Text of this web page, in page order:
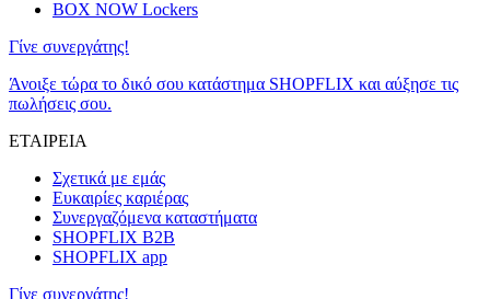
BOX NOW Lockers
Γίνε συνεργάτης!
Άνοιξε τώρα το δικό σου κατάστημα SHOPFLIX και αύξησε τις
πωλήσεις σου.
ΕΤΑΙΡΕΙΑ
Σχετικά με εμάς
Ευκαιρίες καριέρας
Συνεργαζόμενα καταστήματα
SHOPFLIX B2B
SHOPFLIX app
Γίνε συνεργάτης!